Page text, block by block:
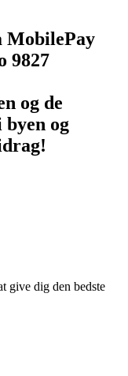
MobilePay
9827
og de
og
give dig den bedste